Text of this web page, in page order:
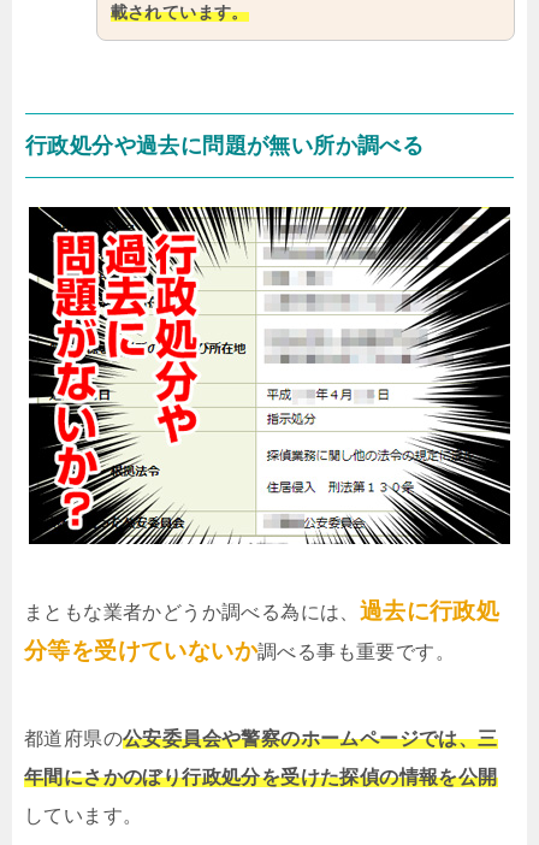
載されています。
行政処分や過去に問題が無い所か調べる
まともな業者かどうか調べる為には、 過去に行政処
分等を受けていないか調べる事も重要です。
都道府県の公安委員会や警察のホームページでは、三
年間にさかのぼり行政処分を受けた探偵の情報を公開
しています。